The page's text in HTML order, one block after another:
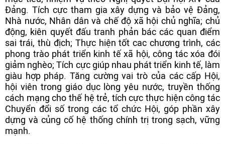
Đảng. Tích cực tham gia xây dựng và bảo vệ Đảng,
Nhà nước, Nhân dân và chế độ xã hội chủ nghĩa; chủ
động, kiên quyết đấu tranh phản bác các quan điểm
sai trái, thù địch; Thực hiện tốt cac chương trình, các
phong trào phát triển kinh tế xã hội, công tác xóa đói
giảm nghèo; Tích cực giúp nhau phát triển kinh tế, làm
giàu hợp pháp. Tăng cường vai trò của các cấp Hội,
hội viên trong giáo dục lòng yêu nước, truyền thống
cách mạng cho thế hệ trẻ, tích cực thực hiện công tác
Chuyển đổi số trong các tổ chức Hội, góp phần xây
dựng và củng cố hệ thống chính trị trong sạch, vững
mạnh.